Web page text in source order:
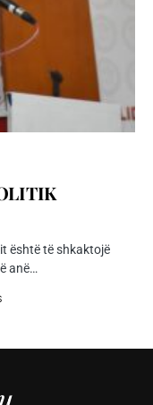
është të shkaktojë
anë…